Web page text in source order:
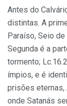
Antes do
distintas. A
Paraíso, Seio de
Segunda é a
tormento;
ímpios, e é
prisões eternas,
onde Satanás